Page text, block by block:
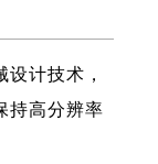
计技术，
持高分辨率